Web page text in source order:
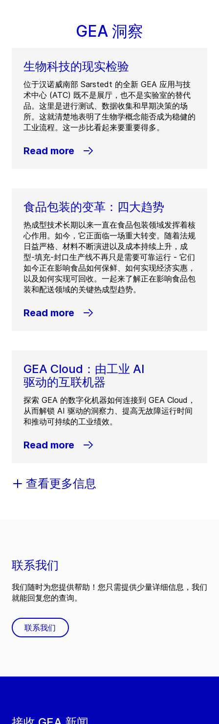
GEA 洞察
生物科技的现实检验
位于汉诺威南部 Sarstedt 的全新 GEA 应用与技
术中心 (ATC) 既不是展厅，也不是实验室的替代
品。这里是进行测试、数据收集和早期决策的场
所。这就清楚地表明了生物学概念能否成为稳健的
工业流程。这一步比看起来要重要得多。
Read more
食品包装的变革：四大趋势
热成型技术长期以来一直在食品包装领域发挥着核
心作用。如今，它正面临一场重大转变。随着法规
日益严格、材料不断演进以及成本持续上升，成
型-填充-封口生产线不再只是需要可靠运行 - 它们
如今正在影响食品如何保鲜、如何实现经济实惠，
以及如何实现可回收。一起来了解正在影响食品包
装和配送领域的关键热成型趋势。
Read more
GEA Cloud：由工业 AI
驱动的互联机器
探索 GEA 的数字化机器如何连接到 GEA Cloud，
从而解锁 AI 驱动的洞察力、提高无故障运行时间
和推动可持续的工业绩效。
Read more
查看更多信息
联系我们
我们随时为您提供帮助！您只需提供少量详细信息，我们
就能回复您的查询。
联系我们